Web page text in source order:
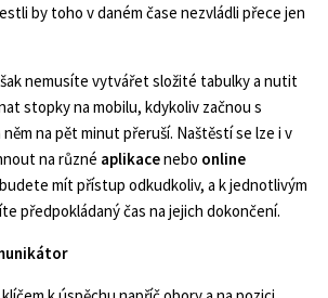
by toho v daném čase nezvládli přece jen
nemusíte vytvářet složité tabulky a nutit
stopky na mobilu, kdykoliv začnou s
na pět minut přeruší. Naštěstí se lze i v
na různé aplikacenebo online
mít přístup odkudkoliv, a k jednotlivým
předpokládaný čas na jejich dokončení.